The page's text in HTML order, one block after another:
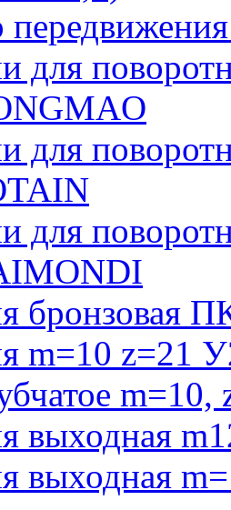
для
для
для
бронзовая
m=10 z=21
выходная
выходная